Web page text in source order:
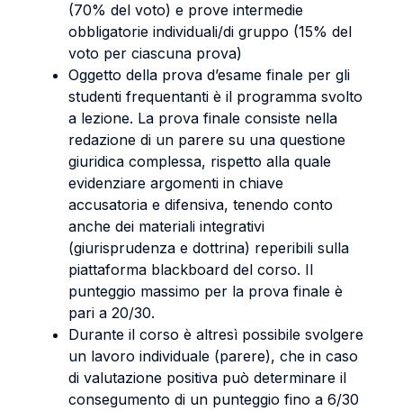
(70% del voto) e prove intermedie
obbligatorie individuali/di gruppo (15% del
voto per ciascuna prova)
Oggetto della prova d’esame finale per gli
studenti frequentanti è il programma svolto
a lezione. La prova finale consiste nella
redazione di un parere su una questione
giuridica complessa, rispetto alla quale
evidenziare argomenti in chiave
accusatoria e difensiva, tenendo conto
anche dei materiali integrativi
(giurisprudenza e dottrina) reperibili sulla
piattaforma blackboard del corso. Il
punteggio massimo per la prova finale è
pari a 20/30.
Durante il corso è altresì possibile svolgere
un lavoro individuale (parere), che in caso
di valutazione positiva può determinare il
consegumento di un punteggio fino a 6/30